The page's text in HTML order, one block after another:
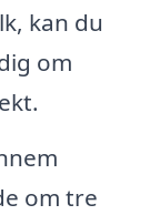
kan du
om
om tre